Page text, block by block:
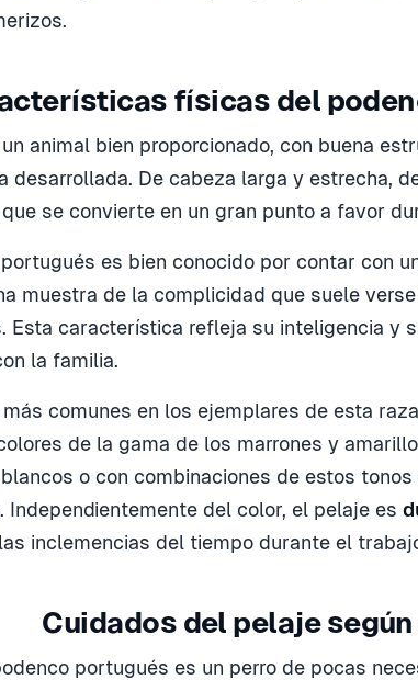
físicas del
animal bien proporcionado, con buena
desarrollada. De cabeza larga y estrecha,
se convierte en un gran punto a favor
es bien conocido por contar con
muestra de la complicidad que suele
Esta característica refleja su inteligencia y
la familia.
comunes en los ejemplares de esta
de la gama de los marrones y
o con combinaciones de estos
Independientemente del color, el pelaje es
inclemencias del tiempo durante el
Cuidados del pelaje
portugués es un perro de pocas